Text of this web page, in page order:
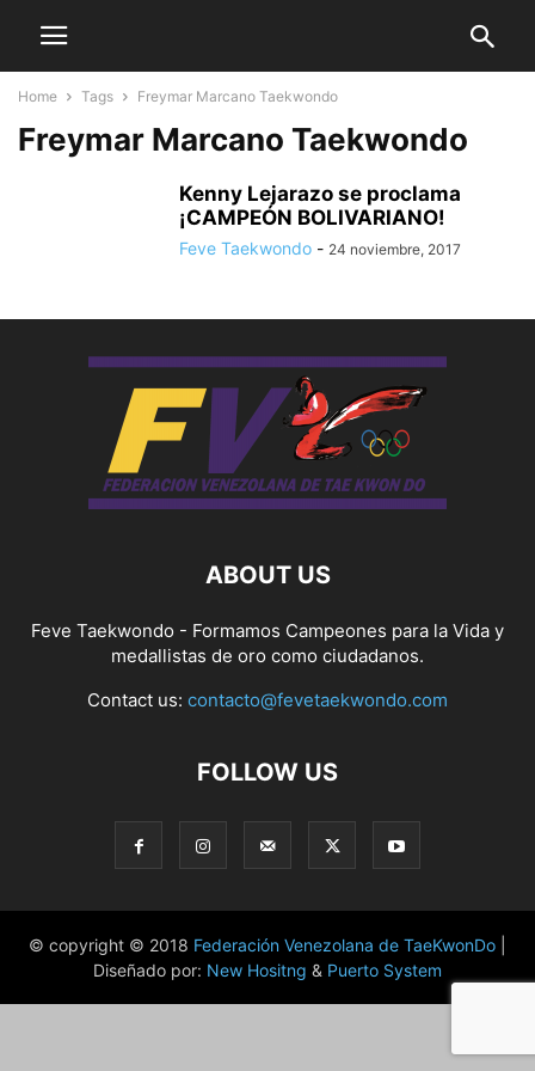
Home Tags Freymar Marcano Taekwondo
Freymar Marcano Taekwondo
Kenny Lejarazo se proclama
¡CAMPEÓN BOLIVARIANO!
Feve Taekwondo - 24 noviembre, 2017
ABOUT US
Feve Taekwondo - Formamos Campeones para la Vida y
medallistas de oro como ciudadanos.
Contact us: contacto@fevetaekwondo.com
FOLLOW US
© copyright © 2018 Federación Venezolana de TaeKwonDo
Diseñado por: New Hositng & Puerto System